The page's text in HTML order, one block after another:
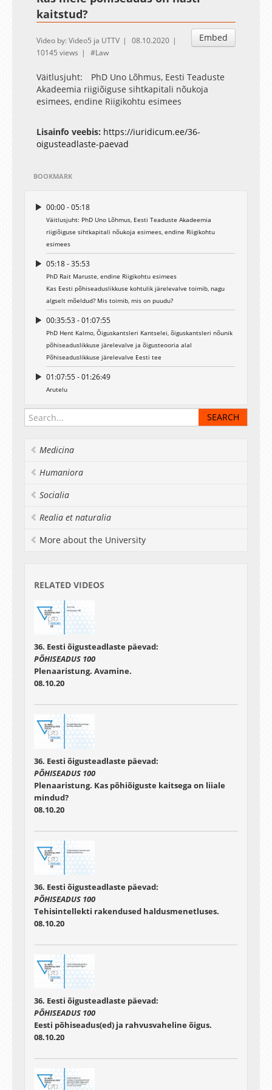
kaitstud?
Embed
Video by: Video5 ja UTTV
08.10.2020
10145 views
Law
Väitlusjuht: PhD Uno Lõhmus, Eesti Teaduste
Akadeemia riigiõiguse sihtkapitali nõukoja
esimees, endine Riigikohtu esimees
Lisainfo veebis: https://iuridicum.ee/36-
oigusteadlaste-paevad
BOOKMARK
00:00 - 05:18
Väitlusjuht: PhD Uno Lõhmus, Eesti Teaduste Akadeemia
riigiõiguse sihtkapitali nõukoja esimees, endine Riigikohtu
esimees
05:18 - 35:53
PhD Rait Maruste, endine Riigikohtu esimees
Kas Eesti põhiseaduslikkuse kohtulik järelevalve toimib, nagu
algselt mõeldud? Mis toimib, mis on puudu?
00:35:53 - 01:07:55
PhD Hent Kalmo, Õiguskantsleri Kantselei, õiguskantsleri nõunik
põhiseaduslikkuse järelevalve ja õigusteooria alal
Põhiseaduslikkuse järelevalve Eesti tee
01:07:55 - 01:26:49
Arutelu
Medicina
Humaniora
Socialia
Realia et naturalia
More about the University
RELATED VIDEOS
36. Eesti õigusteadlaste päevad:
PÕHISEADUS 100
Plenaaristung. Avamine.
08.10.20
36. Eesti õigusteadlaste päevad:
PÕHISEADUS 100
Plenaaristung. Kas põhiõiguste kaitsega on liiale
mindud?
08.10.20
36. Eesti õigusteadlaste päevad:
PÕHISEADUS 100
Tehisintellekti rakendused haldusmenetluses.
08.10.20
36. Eesti õigusteadlaste päevad:
PÕHISEADUS 100
Eesti põhiseadus(ed) ja rahvusvaheline õigus.
08.10.20